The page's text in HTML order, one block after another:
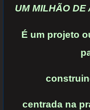
UM MILHÃO DE
É um projeto
centrada na